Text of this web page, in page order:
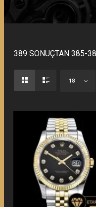
389 SONUÇTAN 385-
18